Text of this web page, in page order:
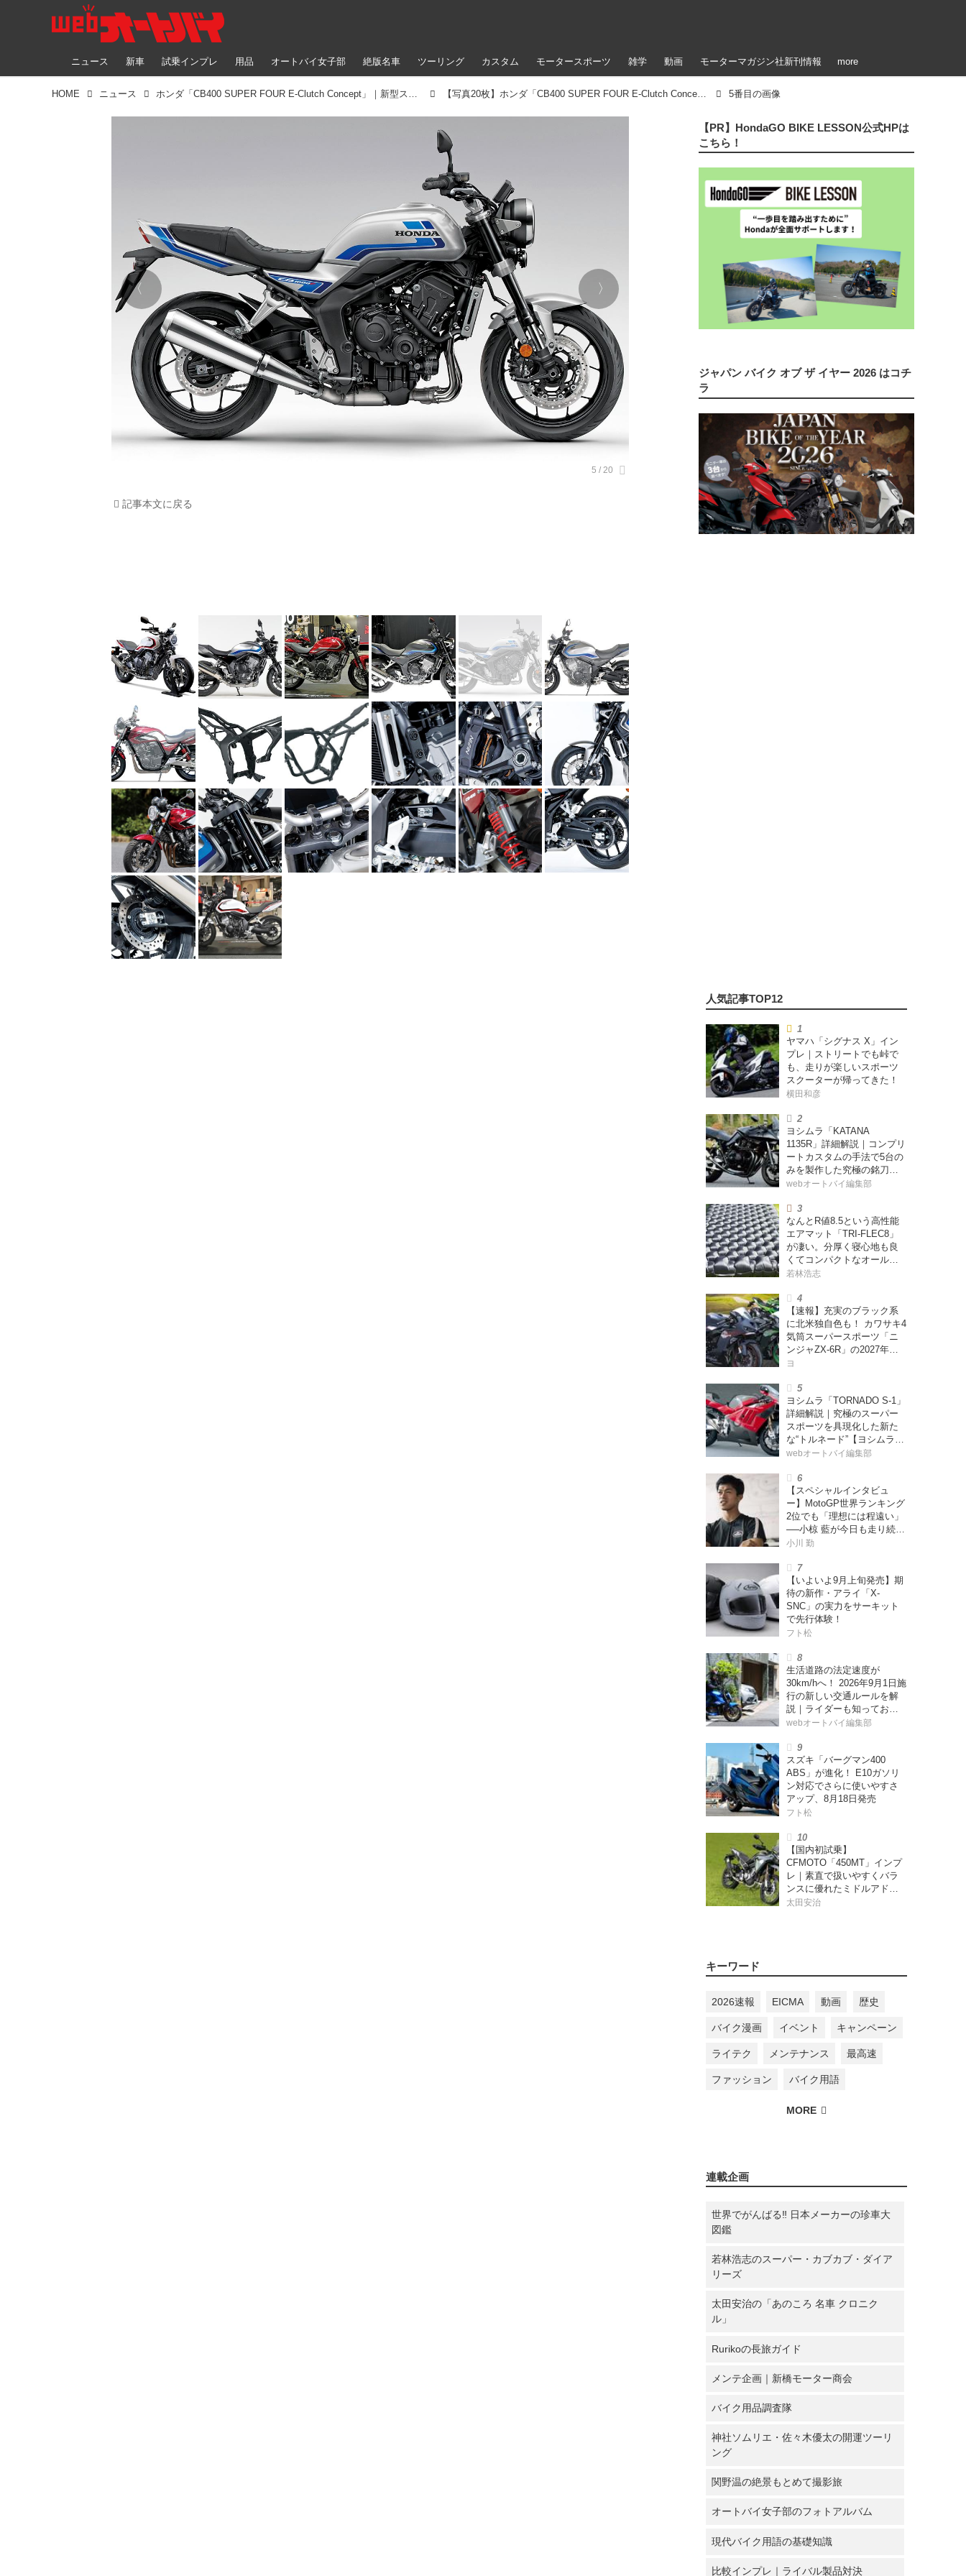
ニュース 新車 試乗インプレ 用品 オートバイ女子部 絶版名車 ツーリング カスタム モータースポーツ 雑学 動画 モーターマガジン社新刊情報 more
HOME ニュース ホンダ「CB400 SUPER FOUR E-Clutch Concept」｜新型スーパーフォア徹底解説〈シャシー編〉 【写真20枚】ホンダ「CB400 SUPER FOUR E-Clutch Concept」解説〈シャシー編〉 5番目の画像
記事本文に戻る
【PR】HondaGO BIKE LESSON公式HPは
こちら！
ジャパン バイク オブ ザ イヤー 2026 はコチ
ラ
ヤマハ「シグナス X」イン
プレ｜ストリートでも峠で
も、走りが楽しいスポーツ
スクーターが帰ってきた！
横田和彦
ヨシムラ「KATANA
1135R」詳細解説｜コンプリ
ートカスタムの手法で5台の
みを製作した究極の銘刀
【ヨシムラ伝】
webオートバイ編集部
なんとR値8.5という高性能
エアマット「TRI-FLEC8」
が凄い。分厚く寝心地も良
くてコンパクトなオールシ
ーズン対応マットを試して
ー・カブカブ・ダイアリー
ズ Vol.385〉
若林浩志
【速報】充実のブラック系
に北米独自色も！ カワサキ4
気筒スーパースポーツ「ニ
ンジャZX-6R」の2027年モ
デルを発表、2気筒ニンジャ
ヨ
ヨシムラ「TORNADO S-1」
詳細解説｜究極のスーパー
スポーツを具現化した新た
な“トルネード”【ヨシムラ
伝】
webオートバイ編集部
【スペシャルインタビュ
ー】MotoGP世界ランキング
2位でも「理想には程遠い」
──小椋 藍が今日も走り続け
る理由
小川 勤
【いよいよ9月上旬発売】期
待の新作・アライ「X-
SNC」の実力をサーキット
で先行体験！
フト松
生活道路の法定速度が
30km/hへ！ 2026年9月1日施
行の新しい交通ルールを解
説｜ライダーも知っておく
べきポイントをチェック！
webオートバイ編集部
スズキ「バーグマン400
ABS」が進化！ E10ガソリ
ン対応でさらに使いやすさ
アップ、8月18日発売
フト松
【国内初試乗】
CFMOTO「450MT」インプ
レ｜素直で扱いやすくバラ
ンスに優れたミドルアドベ
ンチャー！
太田安治
キーワード
2026速報 EICMA 動画 歴史
バイク漫画 イベント キャンペーン
ライテク メンテナンス 最高速
ファッション バイク用語
連載企画
世界でがんばる‼ 日本メーカーの珍車大
図鑑
若林浩志のスーパー・カブカブ・ダイア
リーズ
太田安治の「あのころ 名車 クロニク
ル」
Rurikoの長旅ガイド
メンテ企画｜新橋モーター商会
バイク用品調査隊
神社ソムリエ・佐々木優太の開運ツーリ
ング
関野温の絶景もとめて撮影旅
オートバイ女子部のフォトアルバム
現代バイク用語の基礎知識
比較インプレ｜ライバル製品対決